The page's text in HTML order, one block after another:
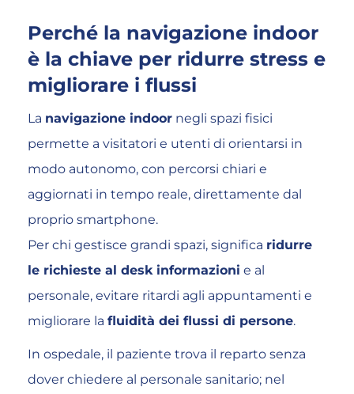
Perché la navigazione indoor
è la chiave per ridurre stress e
migliorare i flussi
La navigazione indoor negli spazi fisici
permette a visitatori e utenti di orientarsi in
modo autonomo, con percorsi chiari e
aggiornati in tempo reale, direttamente dal
proprio smartphone.
Per chi gestisce grandi spazi, significa ridurre
le richieste al desk informazioni e al
personale, evitare ritardi agli appuntamenti e
migliorare la fluidità dei flussi di persone.
In ospedale, il paziente trova il reparto senza
dover chiedere al personale sanitario; nel